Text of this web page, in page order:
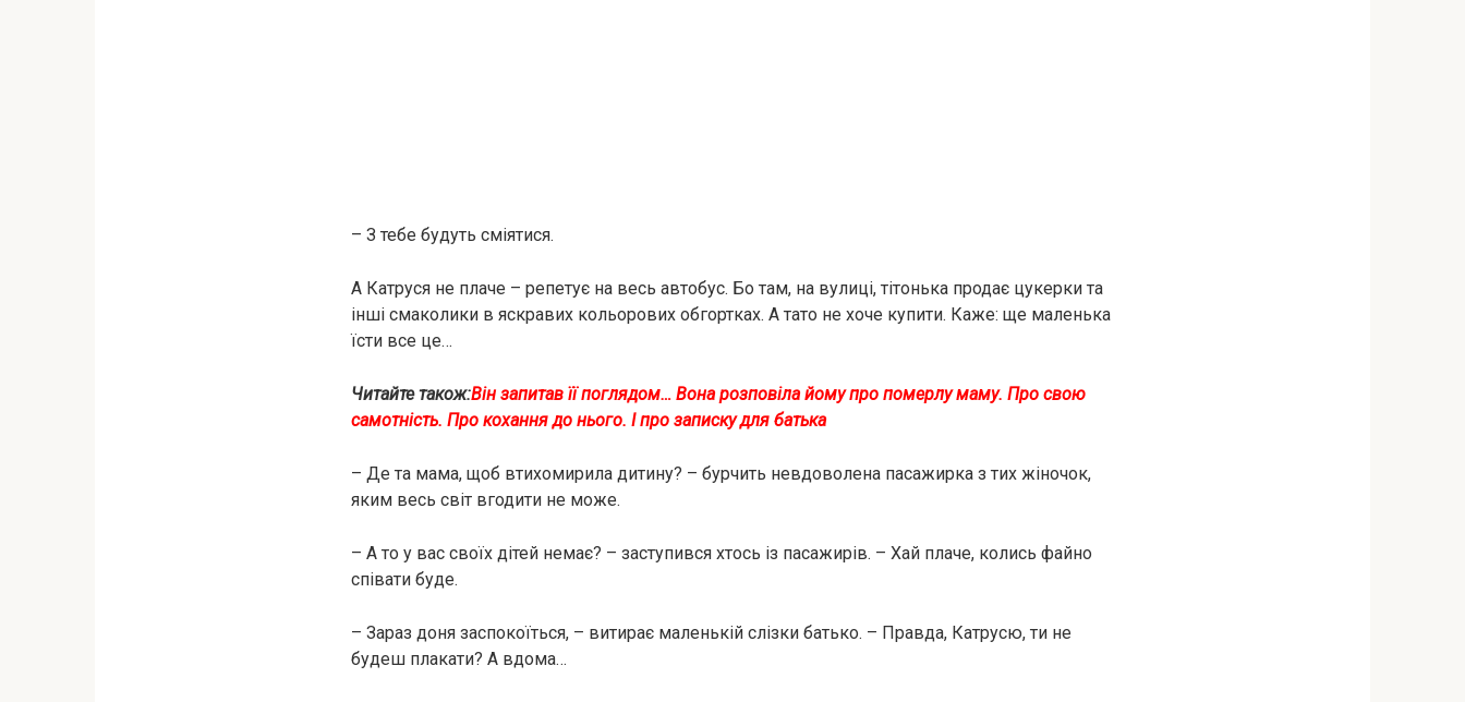
– З тебе будуть сміятися.
А Катруся не плаче – репетує на весь автобус. Бо там, на вулиці, тітонька продає цукерки та
інші смаколики в яскравих кольорових обгортках. А тато не хоче купити. Каже: ще маленька
їсти все це…
Читайте також:Він запитав її поглядом… Вона розповіла йому про пoмeрлу маму. Про свою
самотність. Про кохання до нього. І про записку для батька
– Де та мама, щоб втихомирила дитину? – бурчить невдоволена пасажирка з тих жіночок,
яким весь світ вгодити не може.
– А то у вас своїх дітей немає? – заступився хтось із пасажирів. – Хай плаче, колись файно
співати буде.
– Зараз доня заспокоїться, – витирає маленькій слізки батько. – Правда, Катрусю, ти не
будеш плакати? А вдома…